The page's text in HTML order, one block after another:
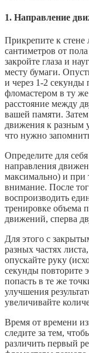
1. Направление
Прикрепите к стене
сантиметров от
закройте глаза и
месту бумаги.
и через 1-2 секунды
фломастером в ту же
расстояние между
вашей памяти.
движения к разным
что нужно
Определите для
направления
максимально) и при
внимание. После
воспроизводить
тренировке объема
движений, сперва
Для этого с
разных частях
опускайте руку
секунды повторите
попасть в те же
улучшения
увеличивайте
Время от времени
следите за тем,
различить первый